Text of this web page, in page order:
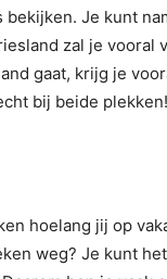
Je kunt
zal je vooral
gaat, krijg je
bij beide plekken!
hoelang jij op
weg? Je kunt